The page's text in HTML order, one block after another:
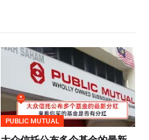
PUBLIC MUTUAL